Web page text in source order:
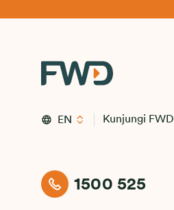
EN Kunjungi FWD
1500 525